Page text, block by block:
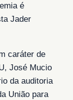
é
Jader
caráter de
José Mucio
da auditoria
União para